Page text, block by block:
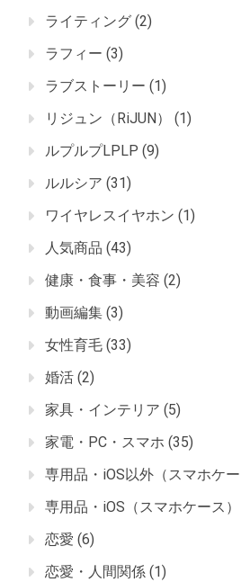
ライティング (2)
ラフィー (3)
ラブストーリー (1)
リジュン（RiJUN）
(1)
ルプルプLPLP (9)
ルルシア (31)
ワイヤレスイヤホン (1)
人気商品 (43)
健康・食事・美容 (2)
動画編集 (3)
女性育毛 (33)
婚活 (2)
家具・インテリア (5)
家電・PC・スマホ (35)
専用品・iOS以外（スマホケー
専用品・iOS（スマホケース）
恋愛 (6)
恋愛・人間関係 (1)